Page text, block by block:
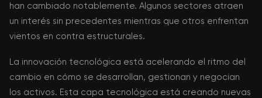
han cambiado notablemente. Algunos sectores atraen
un interés sin precedentes mientras que otros enfrentan
vientos en contra estructurales.
La innovación tecnológica está acelerando el ritmo del
cambio en cómo se desarrollan, gestionan y negocian
los activos. Esta capa tecnológica está creando nuevas